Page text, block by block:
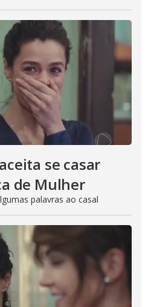
se casar
de Mulher
palavras ao casal